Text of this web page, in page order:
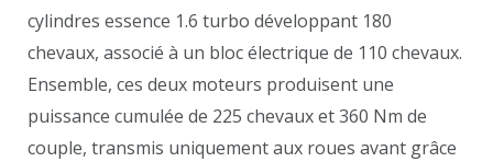
cylindres essence 1.6 turbo développant 180
chevaux, associé à un bloc électrique de 110 chevaux.
Ensemble, ces deux moteurs produisent une
puissance cumulée de 225 chevaux et 360 Nm de
couple, transmis uniquement aux roues avant grâce